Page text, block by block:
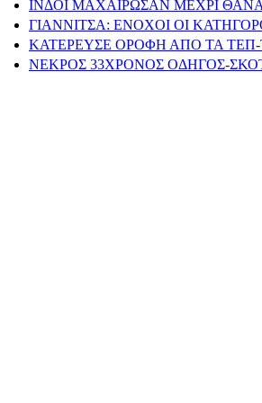
ΙΝΔΟΙ ΜΑΧΑΙΡΩΣΑΝ ΜΕΧΡΙ
ΓΙΑΝΝΙΤΣΑ: ΕΝΟΧΟΙ ΟΙ
ΚΑΤΕΡΕΥΣΕ ΟΡΟΦΗ ΑΠΟ ΤΑ ΤΕΠ-
ΝΕΚΡΟΣ 33ΧΡΟΝΟΣ ΟΔΗΓΟΣ-